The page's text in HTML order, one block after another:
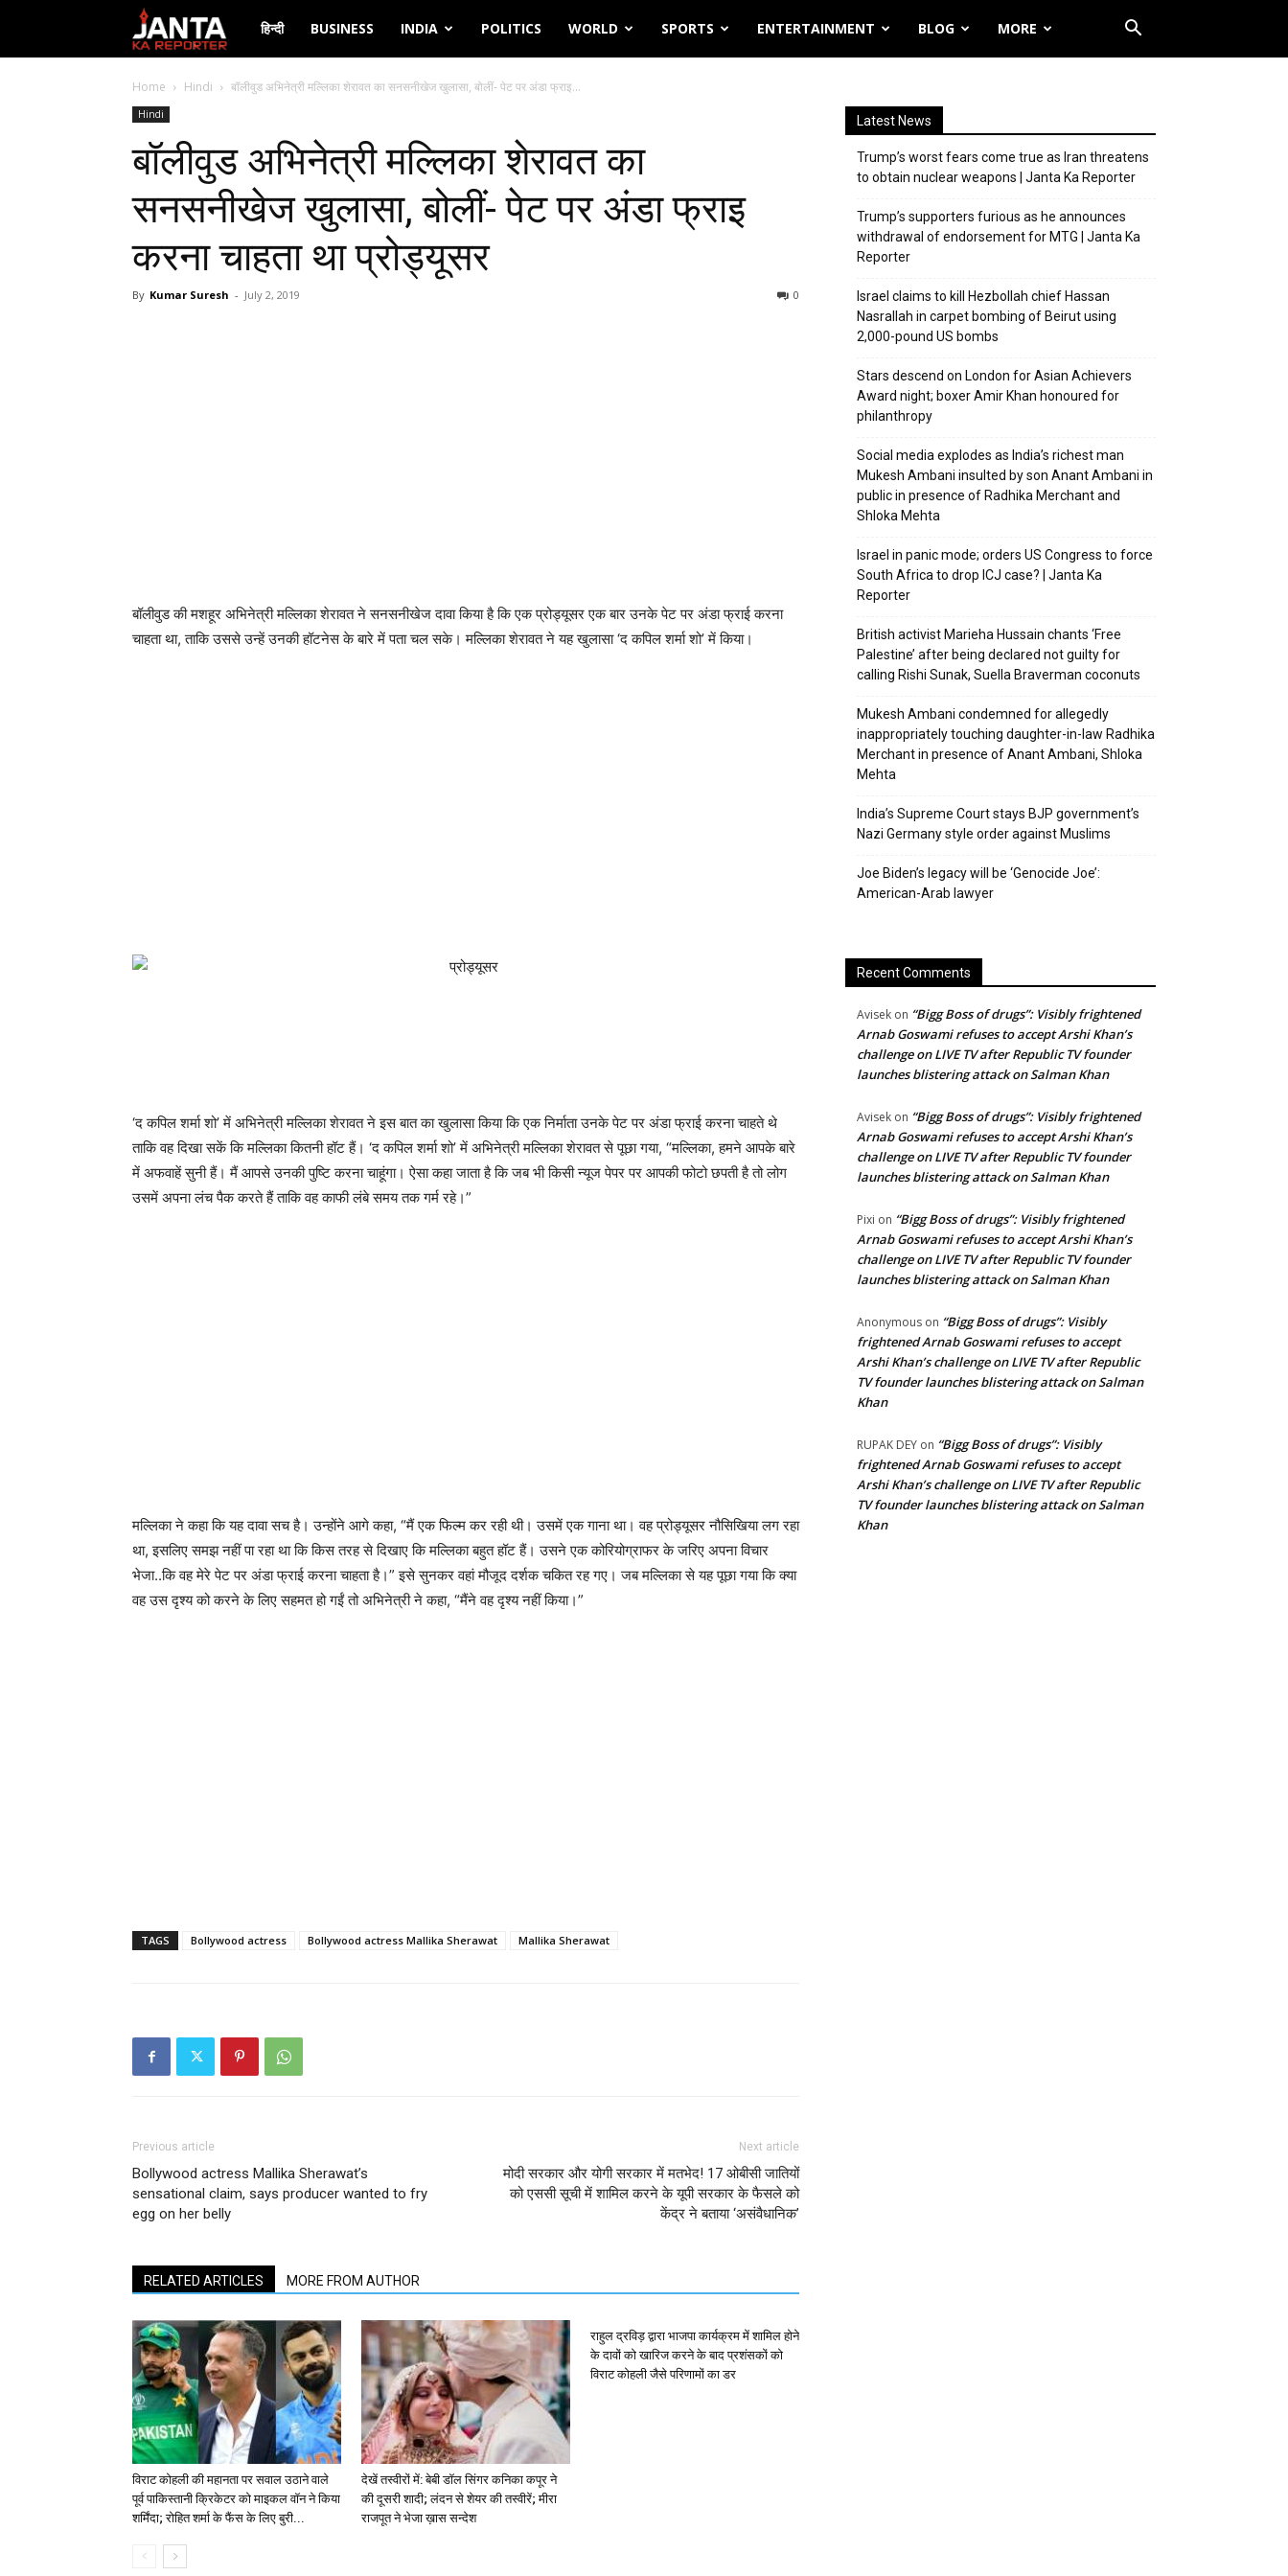
Janta
Ka
Reporter
हिन्दी BUSINESS INDIA POLITICS WORLD SPORTS ENTERTAINMENT BLOG MORE
Home Hindi बॉलीवुड अभिनेत्री मल्लिका शेरावत का सनसनीखेज खुलासा, बोलीं- पेट पर अंडा फ्राइ...
Hindi
बॉलीवुड अभिनेत्री मल्लिका शेरावत का
सनसनीखेज खुलासा, बोलीं- पेट पर अंडा फ्राइ
करना चाहता था प्रोड्यूसर
By Kumar Suresh - July 2, 2019 0
बॉलीवुड की मशहूर अभिनेत्री मल्लिका शेरावत ने सनसनीखेज दावा किया है कि एक प्रोड्यूसर एक बार उनके पेट पर अंडा फ्राई करना
चाहता था, ताकि उससे उन्हें उनकी हॉटनेस के बारे में पता चल सके। मल्लिका शेरावत ने यह खुलासा ‘द कपिल शर्मा शो’ में किया।
‘द कपिल शर्मा शो’ में अभिनेत्री मल्लिका शेरावत ने इस बात का खुलासा किया कि एक निर्माता उनके पेट पर अंडा फ्राई करना चाहते थे
ताकि वह दिखा सकें कि मल्लिका कितनी हॉट हैं। ‘द कपिल शर्मा शो’ में अभिनेत्री मल्लिका शेरावत से पूछा गया, “मल्लिका, हमने आपके बारे
में अफवाहें सुनी हैं। मैं आपसे उनकी पुष्टि करना चाहूंगा। ऐसा कहा जाता है कि जब भी किसी न्यूज पेपर पर आपकी फोटो छपती है तो लोग
उसमें अपना लंच पैक करते हैं ताकि वह काफी लंबे समय तक गर्म रहे।”
मल्लिका ने कहा कि यह दावा सच है। उन्होंने आगे कहा, “मैं एक फिल्म कर रही थी। उसमें एक गाना था। वह प्रोड्यूसर नौसिखिया लग रहा
था, इसलिए समझ नहीं पा रहा था कि किस तरह से दिखाए कि मल्लिका बहुत हॉट हैं। उसने एक कोरियोग्राफर के जरिए अपना विचार
भेजा..कि वह मेरे पेट पर अंडा फ्राई करना चाहता है।” इसे सुनकर वहां मौजूद दर्शक चकित रह गए। जब मल्लिका से यह पूछा गया कि क्या
वह उस दृश्य को करने के लिए सहमत हो गईं तो अभिनेत्री ने कहा, “मैंने वह दृश्य नहीं किया।”
TAGS Bollywood actress Bollywood actress Mallika Sherawat Mallika Sherawat
Previous article
Bollywood actress Mallika Sherawat’s
sensational claim, says producer wanted to fry
egg on her belly
Next article
मोदी सरकार और योगी सरकार में मतभेद! 17 ओबीसी जातियों
को एससी सूची में शामिल करने के यूपी सरकार के फैसले को
केंद्र ने बताया ‘असंवैधानिक’
RELATED ARTICLES MORE FROM AUTHOR
विराट कोहली की महानता पर सवाल उठाने वाले
पूर्व पाकिस्तानी क्रिकेटर को माइकल वॉन ने किया
शर्मिंदा; रोहित शर्मा के फैंस के लिए बुरी...
देखें तस्वीरों में: बेबी डॉल सिंगर कनिका कपूर ने
की दूसरी शादी; लंदन से शेयर की तस्वीरें; मीरा
राजपूत ने भेजा ख़ास सन्देश
राहुल द्रविड़ द्वारा भाजपा कार्यक्रम में शामिल होने
के दावों को खारिज करने के बाद प्रशंसकों को
विराट कोहली जैसे परिणामों का डर
Latest News
Trump’s worst fears come true as Iran threatens
to obtain nuclear weapons | Janta Ka Reporter
Trump’s supporters furious as he announces
withdrawal of endorsement for MTG | Janta Ka
Reporter
Israel claims to kill Hezbollah chief Hassan
Nasrallah in carpet bombing of Beirut using
2,000-pound US bombs
Stars descend on London for Asian Achievers
Award night; boxer Amir Khan honoured for
philanthropy
Social media explodes as India’s richest man
Mukesh Ambani insulted by son Anant Ambani in
public in presence of Radhika Merchant and
Shloka Mehta
Israel in panic mode; orders US Congress to force
South Africa to drop ICJ case? | Janta Ka
Reporter
British activist Marieha Hussain chants ‘Free
Palestine’ after being declared not guilty for
calling Rishi Sunak, Suella Braverman coconuts
Mukesh Ambani condemned for allegedly
inappropriately touching daughter-in-law Radhika
Merchant in presence of Anant Ambani, Shloka
Mehta
India’s Supreme Court stays BJP government’s
Nazi Germany style order against Muslims
Joe Biden’s legacy will be ‘Genocide Joe’:
American-Arab lawyer
Recent Comments
Avisek on “Bigg Boss of drugs”: Visibly frightened
Arnab Goswami refuses to accept Arshi Khan’s
challenge on LIVE TV after Republic TV founder
launches blistering attack on Salman Khan
Avisek on “Bigg Boss of drugs”: Visibly frightened
Arnab Goswami refuses to accept Arshi Khan’s
challenge on LIVE TV after Republic TV founder
launches blistering attack on Salman Khan
Pixi on “Bigg Boss of drugs”: Visibly frightened
Arnab Goswami refuses to accept Arshi Khan’s
challenge on LIVE TV after Republic TV founder
launches blistering attack on Salman Khan
Anonymous on “Bigg Boss of drugs”: Visibly
frightened Arnab Goswami refuses to accept
Arshi Khan’s challenge on LIVE TV after Republic
TV founder launches blistering attack on Salman
Khan
RUPAK DEY on “Bigg Boss of drugs”: Visibly
frightened Arnab Goswami refuses to accept
Arshi Khan’s challenge on LIVE TV after Republic
TV founder launches blistering attack on Salman
Khan